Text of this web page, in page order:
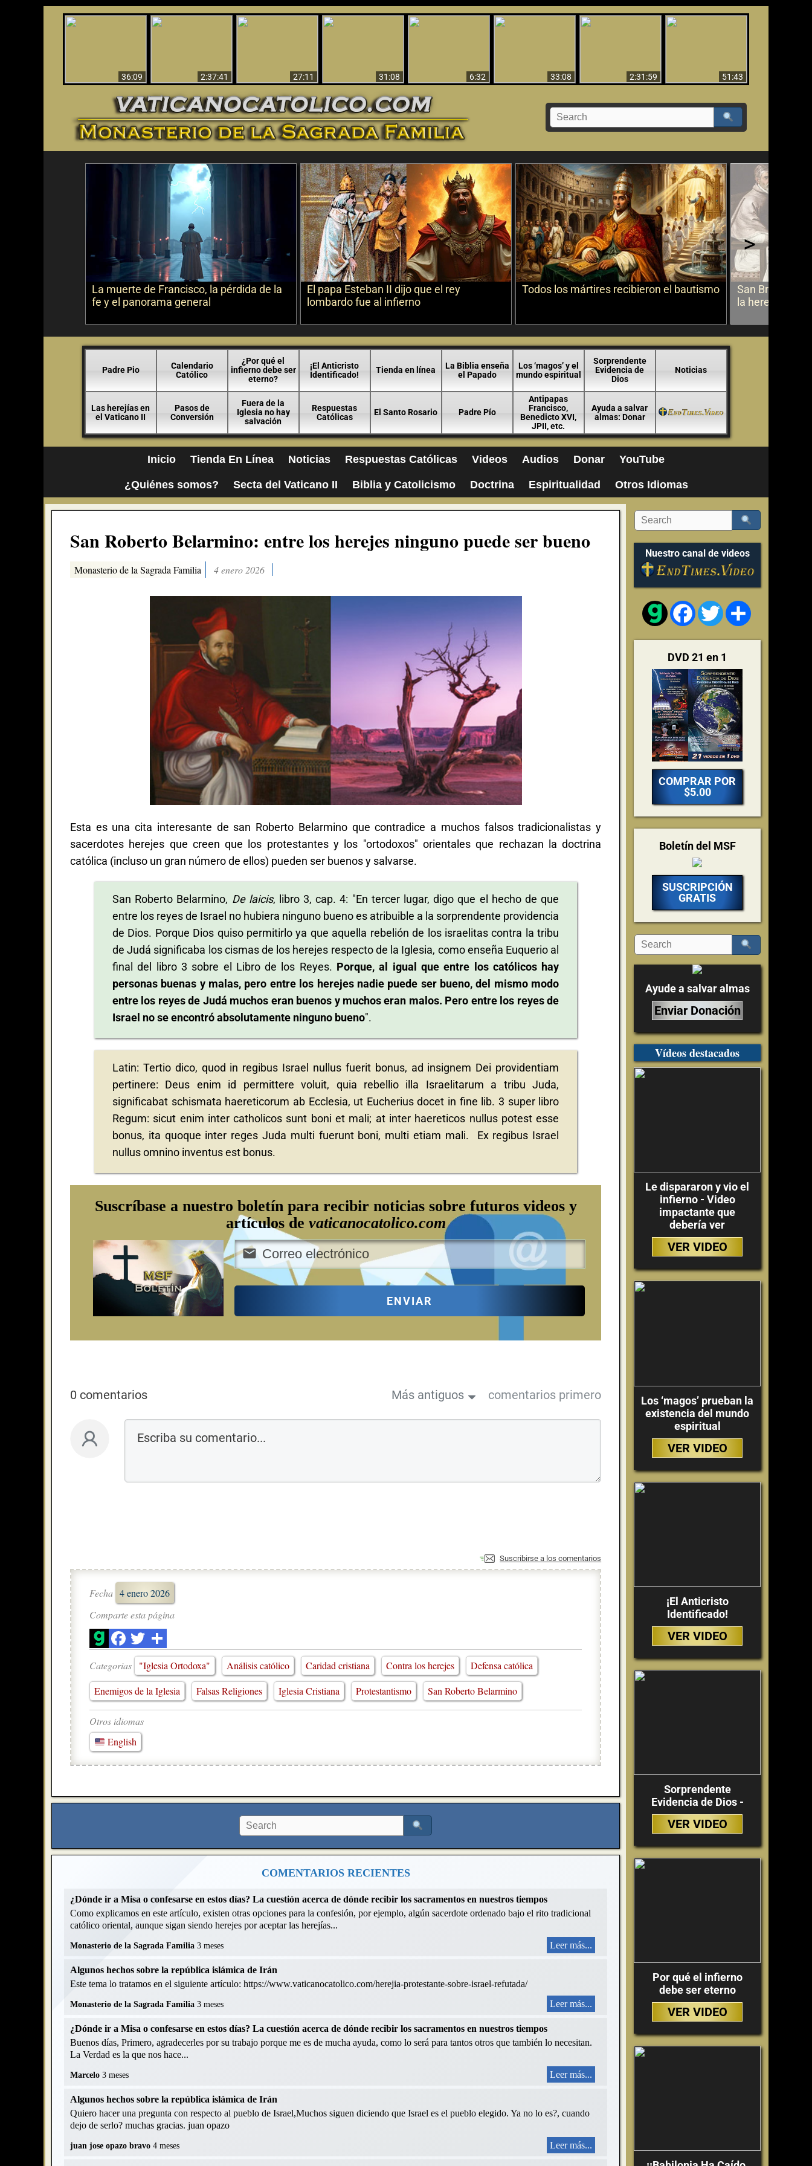
36:09
2:37:41
27:11
31:08 6:32 33:08 2:31:59
51:43
La muerte de Francisco, la pérdida de la
fe y el panorama general
El papa Esteban II dijo que el rey
lombardo fue al infierno
Todos los mártires recibieron el bautismo
San Bruno
la herejía
>
Padre Pio
Calendario
Católico
¿Por qué el
infierno debe ser
eterno?
¡El Anticristo
Identificado!
Tienda en línea
La Biblia enseña
el Papado
Los ‘magos’ y el
mundo espiritual
Sorprendente
Evidencia de
Dios
Noticias
Las herejías en
el Vaticano II
Pasos de
Conversión
Fuera de la
Iglesia no hay
salvación
Respuestas
Católicas
El Santo Rosario Padre Pío
Antipapas
Francisco,
Benedicto XVI,
JPII, etc.
Ayuda a salvar
almas: Donar
Inicio Tienda En Línea Noticias Respuestas Católicas Videos Audios Donar YouTube
¿Quiénes somos? Secta del Vaticano II Biblia y Catolicismo Doctrina Espiritualidad Otros Idiomas
San Roberto Belarmino: entre los herejes ninguno puede ser bueno
Monasterio de la Sagrada Familia 4 enero 2026
Esta es una cita interesante de san Roberto Belarmino que contradice a muchos falsos tradicionalistas y
sacerdotes herejes que creen que los protestantes y los "ortodoxos" orientales que rechazan la doctrina
católica (incluso un gran número de ellos) pueden ser buenos y salvarse.
San Roberto Belarmino, De laicis, libro 3, cap. 4: "En tercer lugar, digo que el hecho de que
entre los reyes de Israel no hubiera ninguno bueno es atribuible a la sorprendente providencia
de Dios. Porque Dios quiso permitirlo ya que aquella rebelión de los israelitas contra la tribu
de Judá significaba los cismas de los herejes respecto de la Iglesia, como enseña Euquerio al
final del libro 3 sobre el Libro de los Reyes. Porque, al igual que entre los católicos hay
personas buenas y malas, pero entre los herejes nadie puede ser bueno, del mismo modo
entre los reyes de Judá muchos eran buenos y muchos eran malos. Pero entre los reyes de
Israel no se encontró absolutamente ninguno bueno".
Latin: Tertio dico, quod in regibus Israel nullus fuerit bonus, ad insignem Dei providentiam
pertinere: Deus enim id permittere voluit, quia rebellio illa Israelitarum a tribu Juda,
significabat schismata haereticorum ab Ecclesia, ut Eucherius docet in fine lib. 3 super libro
Regum: sicut enim inter catholicos sunt boni et mali; at inter haereticos nullus potest esse
bonus, ita quoque inter reges Juda multi fuerunt boni, multi etiam mali. Ex regibus Israel
nullus omnino inventus est bonus.
Suscríbase a nuestro boletín para recibir noticias sobre futuros videos y
artículos de vaticanocatolico.com
ENVIAR
0 comentarios Más antiguos comentarios primero
Suscribirse a los comentarios
Fecha 4 enero 2026
Comparte esta página
Categorias "Iglesia Ortodoxa" Análisis católico Caridad cristiana Contra los herejes
Defensa católica
Enemigos de la Iglesia
Falsas Religiones Iglesia Cristiana Protestantismo San Roberto Belarmino
Otros idiomas
English
COMENTARIOS RECIENTES
¿Dónde ir a Misa o confesarse en estos días? La cuestión acerca de dónde recibir los sacramentos en nuestros tiempos
Como explicamos en este artículo, existen otras opciones para la confesión, por ejemplo, algún sacerdote ordenado bajo el rito tradicional
católico oriental, aunque sigan siendo herejes por aceptar las herejías...
Monasterio de la Sagrada Familia 3 meses Leer más...
Algunos hechos sobre la república islámica de Irán
Este tema lo tratamos en el siguiente artículo: https://www.vaticanocatolico.com/herejia-protestante-sobre-israel-refutada/
Monasterio de la Sagrada Familia 3 meses Leer más...
¿Dónde ir a Misa o confesarse en estos días? La cuestión acerca de dónde recibir los sacramentos en nuestros tiempos
Buenos días, Primero, agradecerles por su trabajo porque me es de mucha ayuda, como lo será para tantos otros que también lo necesitan.
La Verdad es la que nos hace...
Marcelo 3 meses Leer más...
Algunos hechos sobre la república islámica de Irán
Quiero hacer una pregunta con respecto al pueblo de Israel,Muchos siguen diciendo que Israel es el pueblo elegido. Ya no lo es?, cuando
dejo de serlo? muchas gracias. juan opazo
juan jose opazo bravo 4 meses Leer más...
Nuestro canal de videos
FacebookTwitter
DVD 21 en 1
COMPRAR POR
$5.00
Boletín del MSF
SUSCRIPCIÓN
GRATIS
Ayude a salvar almas
Enviar Donación
Vídeos destacados
Le dispararon y vio el
infierno - Video
impactante que
debería ver
VER VIDEO
Los ‘magos’ prueban la
existencia del mundo
espiritual
VER VIDEO
¡El Anticristo
Identificado!
VER VIDEO
Sorprendente
Evidencia de Dios -
VER VIDEO
Por qué el infierno
debe ser eterno
VER VIDEO